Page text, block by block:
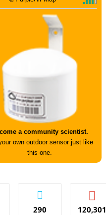
a community scientist.
own outdoor sensor just like
this one.
290 120,301